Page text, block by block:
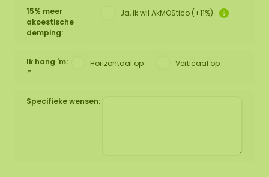
15% meer
akoestische
demping:
Ja, ik wil AkMOStico (+11%)
Ik hang 'm:
*
Horizontaal op Verticaal op
Specifieke wensen: